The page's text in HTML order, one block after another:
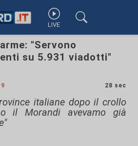
LIVE
"Servono
su 5.931 viadotti"
28 sec
italiane dopo il crollo
il Morandi avevamo già